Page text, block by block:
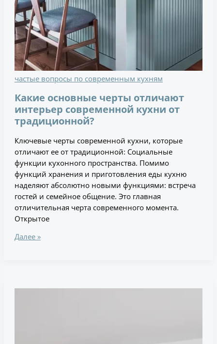
частые вопросы по современным кухням
Какие основные черты отличают
интерьер современной кухни от
традиционной?
Ключевые черты современной кухни, которые
отличают ее от традиционной: Социальные
функции кухонного пространства. Помимо
функций хранения и приготовления еды кухню
наделяют абсолютно новыми функциями: встреча
гостей и семейное общение. Это главная
отличительная черта современного момента.
Открытое
Далее »